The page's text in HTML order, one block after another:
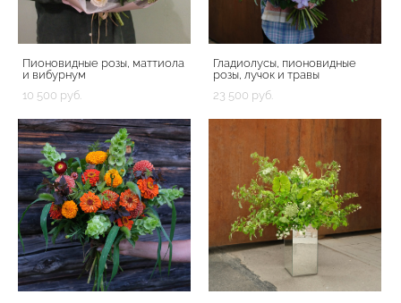
Пионовидные розы, маттиола
и вибурнум
10 500 pуб.
Гладиолусы, пионовидные
розы, лучок и травы
23 500 pуб.